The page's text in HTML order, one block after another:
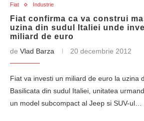
Fiat Industrie
Fiat confirma ca va construi
uzina din sudul Italiei unde
miliard de euro
de Vlad Barza 20 decembrie 2012
Fiat va investi un miliard de euro la uzina
Basilicata din sudul Italiei, unitatea
un model subcompact al Jeep si SUV-ul…